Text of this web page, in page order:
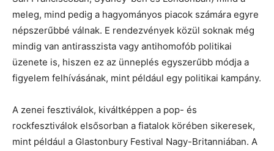
meleg, mind pedig a hagyományos piacok számára egyre
népszerűbbé válnak. E rendezvények közül soknak még
mindig van antirasszista vagy antihomofób politikai
üzenete is, hiszen ez az ünneplés egyszerűbb módja a
figyelem felhívásának, mint például egy politikai kampány.
A zenei fesztiválok, kiváltképpen a pop- és
rockfesztiválok elsősorban a fiatalok körében sikeresek,
mint például a Glastonbury Festival Nagy-Britanniában. A